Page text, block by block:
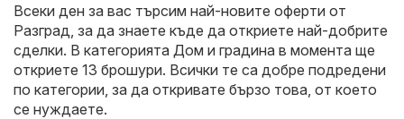
Всеки ден за вас търсим най-новите оферти от
Разград, за да знаете къде да откриете най-добрите
сделки. В категорията Дом и градина в момента ще
откриете 13 брошури. Всички те са добре подредени
по категории, за да откривате бързо това, от което
се нуждаете.